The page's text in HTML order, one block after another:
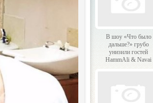
В шоу «Что было
дальше?» грубо
унизили гостей
HammAli & Navai